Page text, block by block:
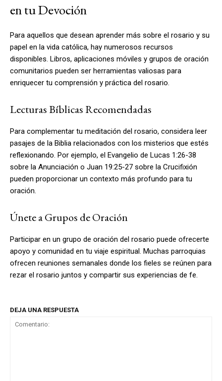
en tu Devoción
Para aquellos que desean aprender más sobre el rosario y su
papel en la vida católica, hay numerosos recursos
disponibles. Libros, aplicaciones móviles y grupos de oración
comunitarios pueden ser herramientas valiosas para
enriquecer tu comprensión y práctica del rosario.
Lecturas Bíblicas Recomendadas
Para complementar tu meditación del rosario, considera leer
pasajes de la Biblia relacionados con los misterios que estés
reflexionando. Por ejemplo, el Evangelio de Lucas 1:26-38
sobre la Anunciación o Juan 19:25-27 sobre la Crucifixión
pueden proporcionar un contexto más profundo para tu
oración.
Únete a Grupos de Oración
Participar en un grupo de oración del rosario puede ofrecerte
apoyo y comunidad en tu viaje espiritual. Muchas parroquias
ofrecen reuniones semanales donde los fieles se reúnen para
rezar el rosario juntos y compartir sus experiencias de fe.
DEJA UNA RESPUESTA